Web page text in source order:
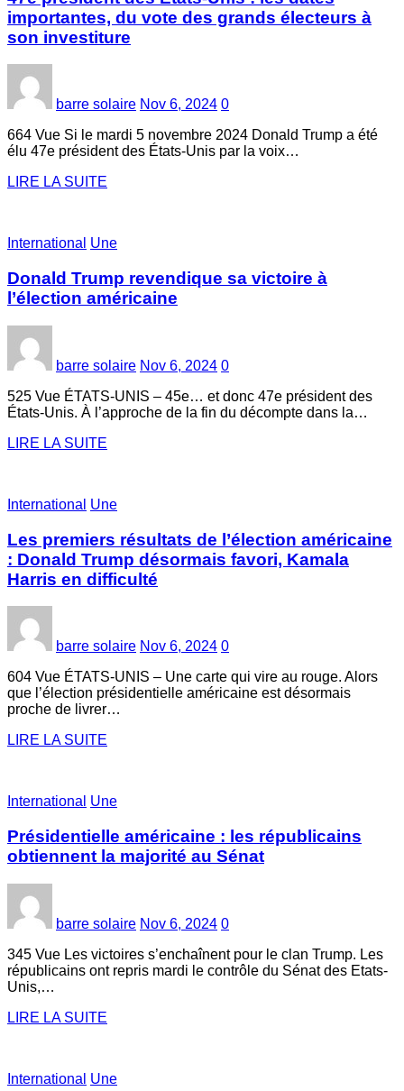
importantes, du vote des grands électeurs à
son investiture
barre solaire Nov 6, 2024 0
664 Vue Si le mardi 5 novembre 2024 Donald Trump a été
élu 47e président des États-Unis par la voix…
LIRE LA SUITE
International Une
Donald Trump revendique sa victoire à
l’élection américaine
barre solaire Nov 6, 2024 0
525 Vue ÉTATS-UNIS – 45e… et donc 47e président des
États-Unis. À l’approche de la fin du décompte dans la…
LIRE LA SUITE
International Une
Les premiers résultats de l’élection américaine
: Donald Trump désormais favori, Kamala
Harris en difficulté
barre solaire Nov 6, 2024 0
604 Vue ÉTATS-UNIS – Une carte qui vire au rouge. Alors
que l’élection présidentielle américaine est désormais
proche de livrer…
LIRE LA SUITE
International Une
Présidentielle américaine : les républicains
obtiennent la majorité au Sénat
barre solaire Nov 6, 2024 0
345 Vue Les victoires s’enchaînent pour le clan Trump. Les
républicains ont repris mardi le contrôle du Sénat des Etats-
Unis,…
LIRE LA SUITE
International Une